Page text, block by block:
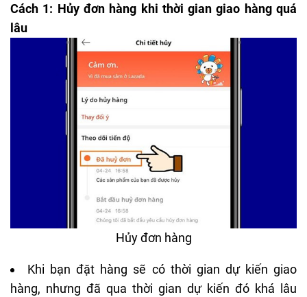
Cách 1: Hủy đơn hàng khi thời gian giao hàng quá
lâu
Hủy đơn hàng
Khi bạn đặt hàng sẽ có thời gian dự kiến giao
hàng, nhưng đã qua thời gian dự kiến đó khá lâu